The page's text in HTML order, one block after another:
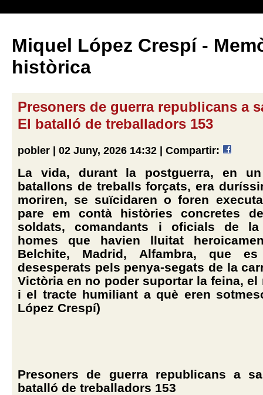
Miquel López Crespí -
històrica
Presoners de guerra republicans a
El batalló de treballadors 153
pobler | 02 Juny, 2026 14:32 | Compartir:
La vida, durant la postguerra, en un
batallons de treballs forçats, era
moriren, se suïcidaren o foren
pare em contà històries concretes
soldats, comandants i oficials de la
homes que havien lluitat
Belchite, Madrid, Alfambra, que es
desesperats pels penya-segats de la
Victòria en no poder suportar la feina, el
i el tracte humiliant a què eren
López Crespí)
Presoners de guerra republicans a
batalló de treballadors 153